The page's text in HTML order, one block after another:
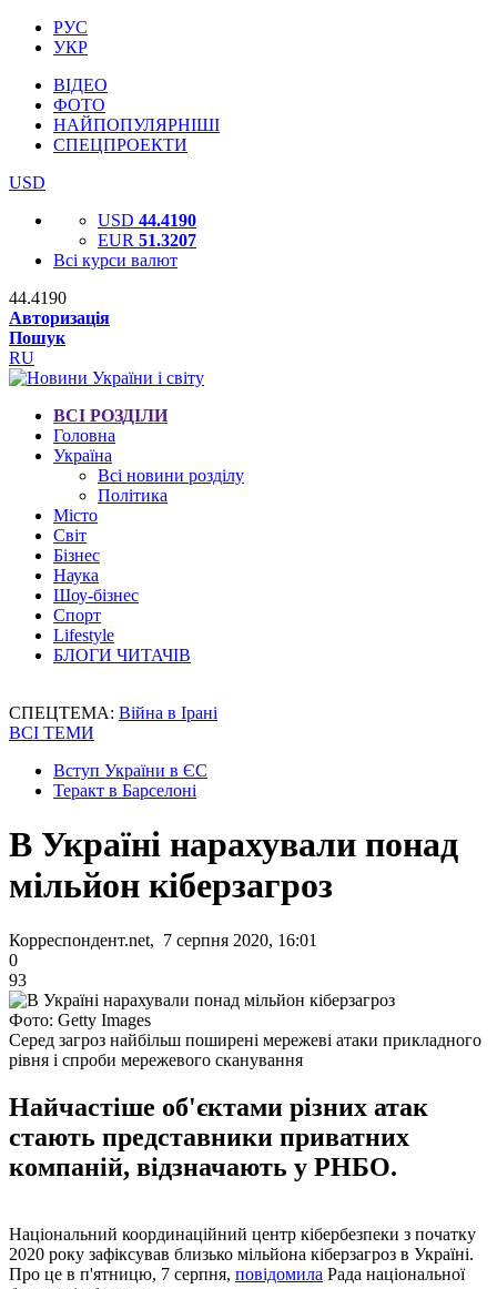
РУС
УКР
ВІДЕО
ФОТО
НАЙПОПУЛЯРНІШІ
СПЕЦПРОЕКТИ
USD
USD 44.4190
EUR 51.3207
Всі курси валют
44.4190
Авторизація
Пошук
RU
ВСІ РОЗДІЛИ
Головна
Україна
Всі новини розділу
Політика
Місто
Світ
Бізнес
Наука
Шоу-бізнес
Спорт
Lifestyle
БЛОГИ ЧИТАЧІВ
СПЕЦТЕМА: Війна в Ірані
ВСІ ТЕМИ
Вступ України в ЄС
Теракт в Барселоні
В Україні нарахували понад
мільйон кіберзагроз
Корреспондент.net, 7 серпня 2020, 16:01
0
93
Фото: Getty Images
Серед загроз найбільш поширені мережеві атаки прикладного
рівня і спроби мережевого сканування
Найчастіше об'єктами різних атак
стають представники приватних
компаній, відзначають у РНБО.
Національний координаційний центр кібербезпеки з початку
2020 року зафіксував близько мільйона кіберзагроз в Україні.
Про це в п'ятницю, 7 серпня, повідомила Рада національної